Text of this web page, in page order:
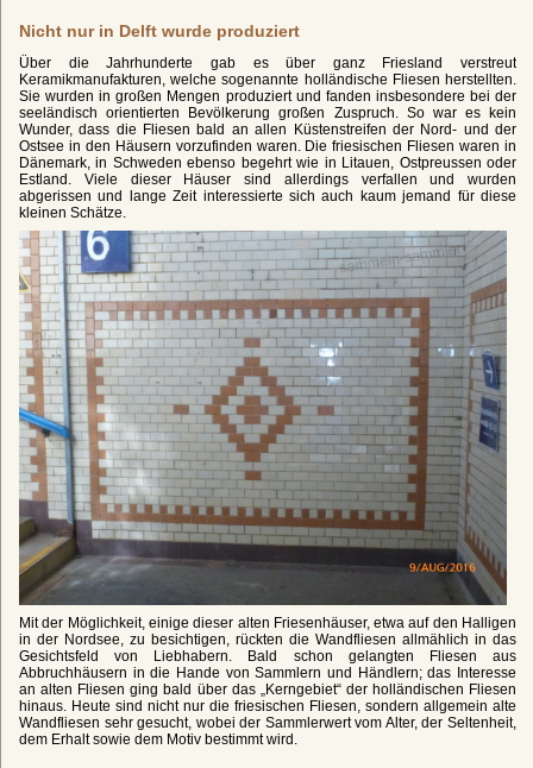
Nicht nur in Delft wurde produziert
Über die Jahrhunderte gab es über ganz Friesland verstreut
Keramikmanufakturen, welche sogenannte holländische Fliesen herstellten.
Sie wurden in großen Mengen produziert und fanden insbesondere bei der
seeländisch orientierten Bevölkerung großen Zuspruch. So war es kein
Wunder, dass die Fliesen bald an allen Küstenstreifen der Nord- und der
Ostsee in den Häusern vorzufinden waren. Die friesischen Fliesen waren in
Dänemark, in Schweden ebenso begehrt wie in Litauen, Ostpreussen oder
Estland. Viele dieser Häuser sind allerdings verfallen und wurden
abgerissen und lange Zeit interessierte sich auch kaum jemand für diese
kleinen Schätze.
Mit der Möglichkeit, einige dieser alten Friesenhäuser, etwa auf den Halligen
in der Nordsee, zu besichtigen, rückten die Wandfliesen allmählich in das
Gesichtsfeld von Liebhabern. Bald schon gelangten Fliesen aus
Abbruchhäusern in die Hande von Sammlern und Händlern; das Interesse
an alten Fliesen ging bald über das „Kerngebiet“ der holländischen Fliesen
hinaus. Heute sind nicht nur die friesischen Fliesen, sondern allgemein alte
Wandfliesen sehr gesucht, wobei der Sammlerwert vom Alter, der Seltenheit,
dem Erhalt sowie dem Motiv bestimmt wird.